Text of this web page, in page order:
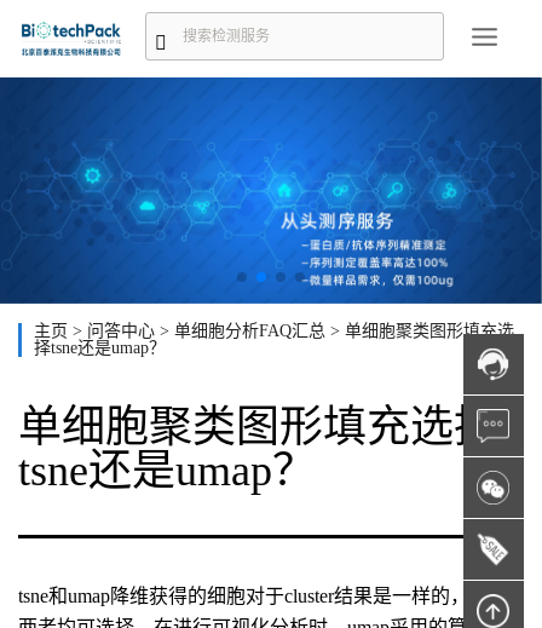
主页 > 问答中心 > 单细胞分析FAQ汇总 > 单细胞聚类图形填充选
择tsne还是umap？
单细胞聚类图形填充选择
tsne还是umap？
tsne和umap降维获得的细胞对于cluster结果是一样的，所以